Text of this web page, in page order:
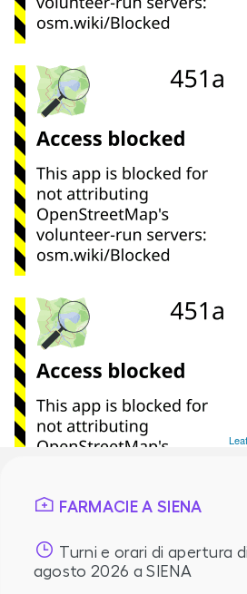
FARMACIE A SIENA
Turni e orari di apertura
agosto 2026 a SIENA